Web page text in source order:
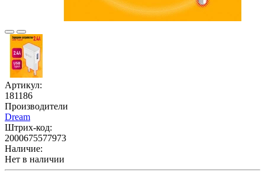
Артикул:
181186
Производители
Dream
Штрих-код:
2000675577973
Наличие:
Нет в наличии